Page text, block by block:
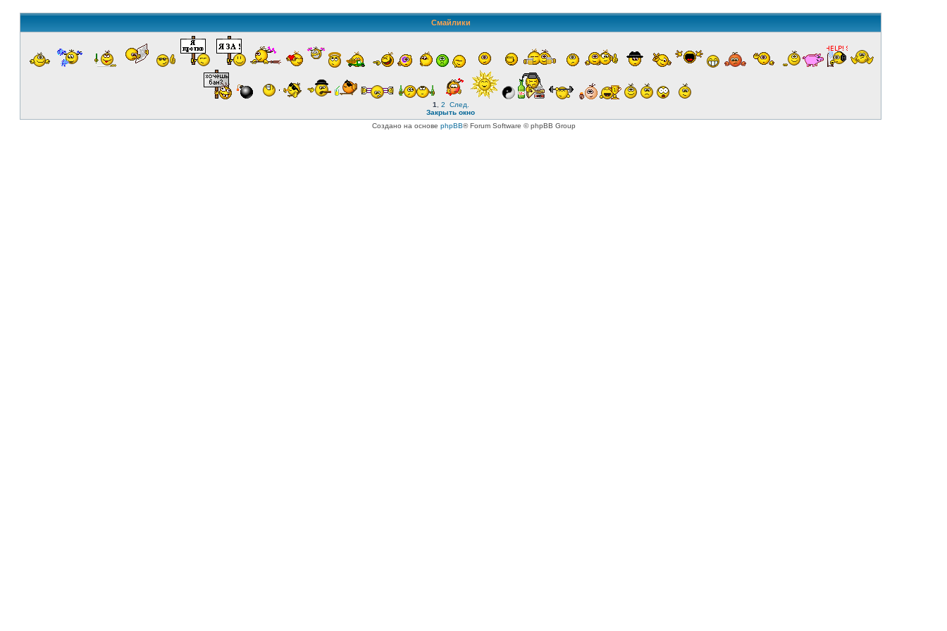
Смайлики
1 2
След.
Закрыть окно
Создано на основе phpBB® Forum Software © phpBB Group